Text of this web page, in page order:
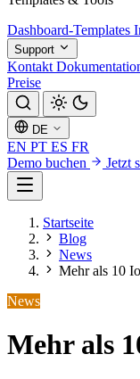
Dashboard-Templates
Support
Kontakt
Preise
DE
EN PT ES FR
Demo buchen
Jetzt
Startseite
Blog
News
Mehr als 10
News
Mehr als